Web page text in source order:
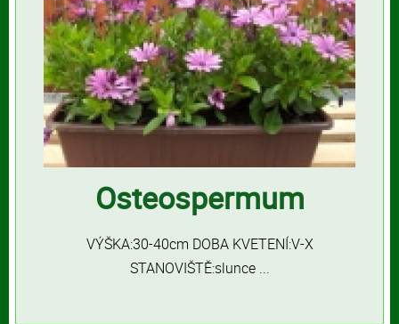
Osteospermum
VÝŠKA:30-40cm DOBA KVETENÍ:V-X
STANOVIŠTĚ:slunce ...